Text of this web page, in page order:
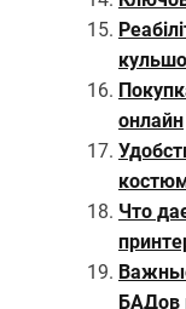
онлайн
Что
БАДов